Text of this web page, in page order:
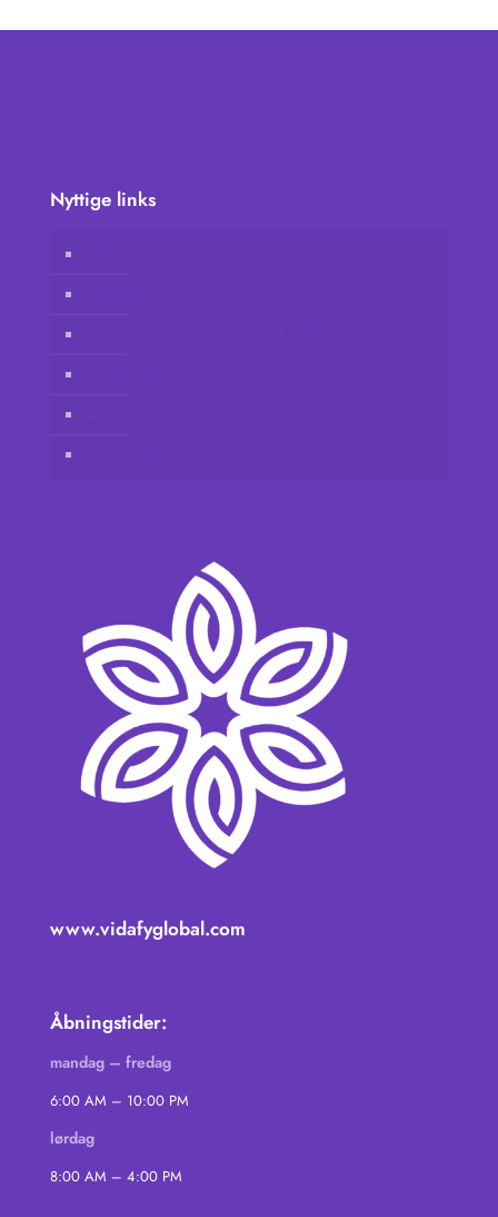
Nyttige links
www.vidafyglobal.com
Åbningstider:
mandag – fredag
6:00 AM – 10:00 PM
lørdag
8:00 AM – 4:00 PM